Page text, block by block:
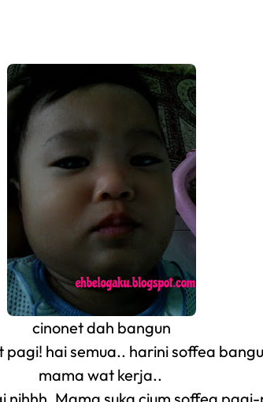
cinonet dah bangun
pagi! hai semua.. harini soffea
mama wat kerja..